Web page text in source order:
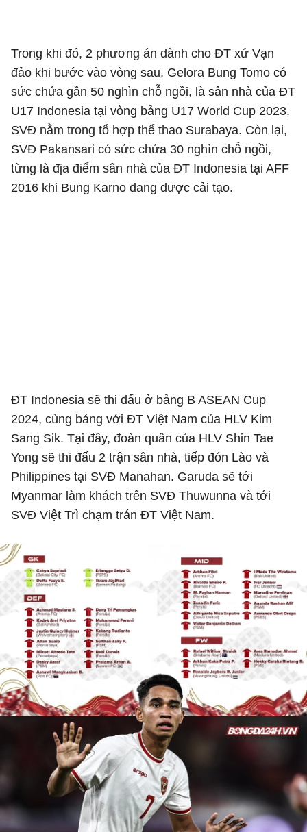
Trong khi đó, 2 phương án dành cho ĐT xứ Vạn
đảo khi bước vào vòng sau, Gelora Bung Tomo có
sức chứa gần 50 nghìn chỗ ngồi, là sân nhà của ĐT
U17 Indonesia tại vòng bảng U17 World Cup 2023.
SVĐ nằm trong tổ hợp thể thao Surabaya. Còn lại,
SVĐ Pakansari có sức chứa 30 nghìn chỗ ngồi,
từng là địa điểm sân nhà của ĐT Indonesia tại AFF
2016 khi Bung Karno đang được cải tạo.
ĐT Indonesia sẽ thi đấu ở bảng B ASEAN Cup
2024, cùng bảng với ĐT Việt Nam của HLV Kim
Sang Sik. Tại đây, đoàn quân của HLV Shin Tae
Yong sẽ thi đấu 2 trận sân nhà, tiếp đón Lào và
Philippines tại SVĐ Manahan. Garuda sẽ tới
Myanmar làm khách trên SVĐ Thuwunna và tới
SVĐ Việt Trì chạm trán ĐT Việt Nam.